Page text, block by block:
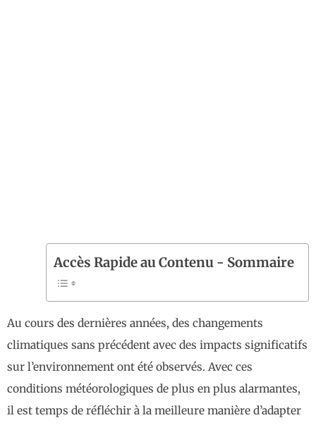
Accès Rapide au Contenu - Sommaire
Au cours des dernières années, des changements
climatiques sans précédent avec des impacts significatifs
sur l’environnement ont été observés. Avec ces
conditions météorologiques de plus en plus alarmantes,
il est temps de réfléchir à la meilleure manière d’adapter